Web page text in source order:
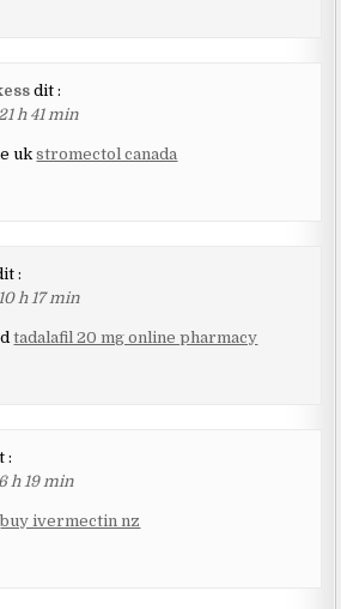
dit :
h 41 min
ukstromectol canada
:
h 17 min
tadalafil 20 mg online pharmacy
:
h 19 min
buy ivermectin nz